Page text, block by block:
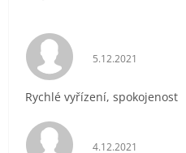
Hodnocení
5.12.2021
Rychlé vyřízení, spokojenost
Hodnocení
4.12.2021